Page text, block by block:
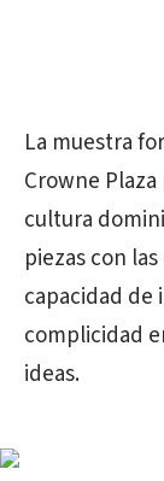
La muestra
Crowne
cultura
piezas con
capacidad de
complicidad
ideas.